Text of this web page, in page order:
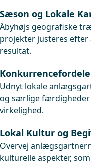
Sæson og Lokale
Åbyhøjs geografiske
projekter justeres
resultat.
Udnyt lokale
og særlige færdigheder
virkelighed.
Lokal Kultur og
Overvej
kulturelle aspekter,